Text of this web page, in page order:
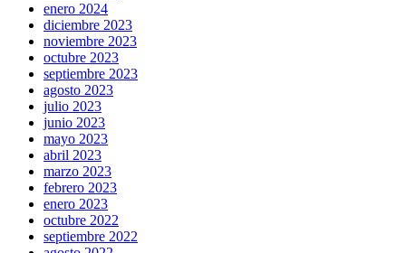
enero 2024
diciembre 2023
noviembre 2023
octubre 2023
septiembre 2023
agosto 2023
julio 2023
junio 2023
mayo 2023
abril 2023
marzo 2023
febrero 2023
enero 2023
octubre 2022
septiembre 2022